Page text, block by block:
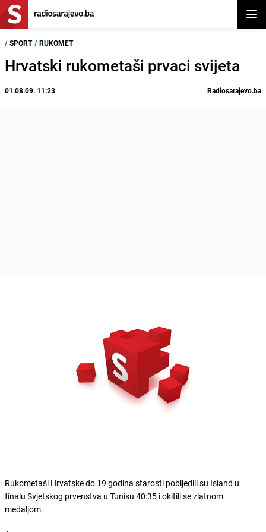
/ SPORT / RUKOMET
Hrvatski rukometaši prvaci svijeta
01.08.09. 11:23 Radiosarajevo.ba
Rukometaši Hrvatske do 19 godina starosti pobijedili su Island u
finalu Svjetskog prvenstva u Tunisu 40:35 i okitili se zlatnom
medaljom.